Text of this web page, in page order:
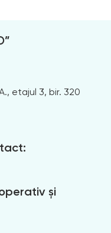
etajul 3, bir. 320
și